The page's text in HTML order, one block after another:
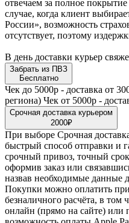
отвечаем за полное
случае, когда клиент
России», возможность
отсутствует, поэтому
В день доставки курьер
Забрать из ПВЗ
Бесплатно
Чек до 5000р - доставка от
региона) Чек от 5000р -
Срочная доставка курьером
2000₽
При выборе Срочная
быстрый способ отправки и
срочный привоз, точный
оформив заказ или
назвав необходимые данные
Покупки можно оплатить
безналичного расчёта, в том
онлайн (прямо на сайте) или